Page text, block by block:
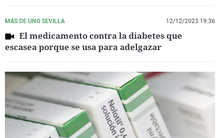
MÁS DE UNO SEVILLA 12/12/2023 19:36
El medicamento contra la diabetes que
escasea porque se usa para adelgazar